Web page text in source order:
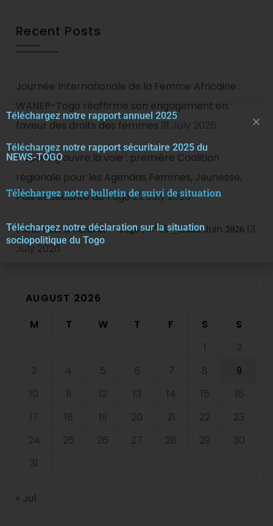
Recent Posts
Journée Internationale de la Femme Africaine :
WANEP-Togo réaffirme son engagement en
faveur des droits des femmes 31 July 2026
Dapaong ouvre la voie : première Coalition
régionale pour les Agendas Femmes, Jeunesse,
Paix et Sécurité au Togo22 July 2026
𝐅𝐨𝐜𝐮𝐬 𝐏𝐚𝐢𝐱 & 𝐒𝐞́𝐜𝐮𝐫𝐢𝐭𝐞́ – 𝐓𝐨𝐠𝐨 | 𝐍°𝟏9 _𝐁𝐢𝐥𝐚𝐧 Juin 𝟐𝟎𝟐𝟔 13
July 2026
AUGUST 2026
M
T W T F S
S
1
2
3
4 5 6 7 8
9
10
11 12 13 14 15
16
17
18 19 20 21 22
23
24
25 26 27 28 29
30
31
« Jul
Téléchargez notre rapport annuel 2025
Téléchargez notre rapport sécuritaire 2025 du
NEWS-TOGO
Téléchargez notre bulletin de suivi de situation
Téléchargez notre déclaration sur la situation
sociopolitique du Togo